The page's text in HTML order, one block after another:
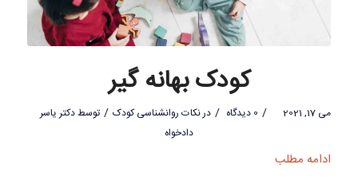
کودک بهانه گیر
می 17, 2021 / 0 دیدگاه / درنکات روانشناسی کودک / توسطدکتر یاسر
دادخواه
ادامه مطلب